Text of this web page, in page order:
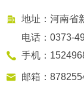
地址：河南省
电话：0373-
手机：
邮箱：